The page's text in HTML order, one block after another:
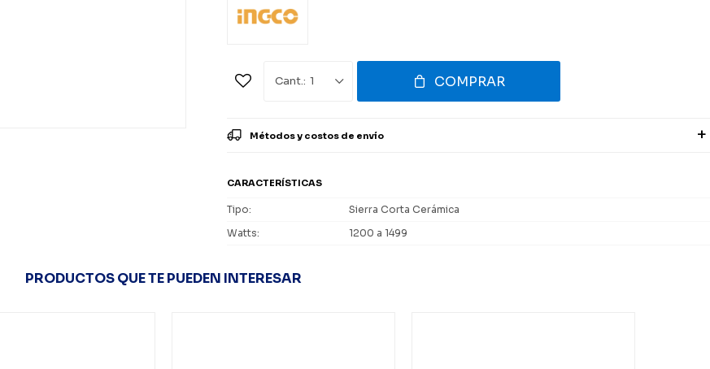
1 COMPRAR
Métodos y costos de envío
CARACTERÍSTICAS
Tipo
Sierra Corta Cerámica
Watts
1200 a 1499
PRODUCTOS QUE TE PUEDEN INTERESAR